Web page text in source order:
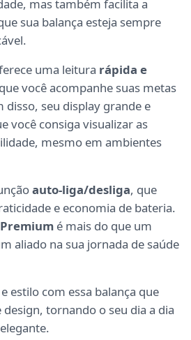
mas também facilita a
sua balança esteja sempre
uma leitura rápida e
você acompanhe suas metas
disso, seu display grande e
você consiga visualizar as
mesmo em ambientes
auto-liga/desliga, que
e economia de bateria.
é mais do que um
aliado na sua jornada de saúde
estilo com essa balança que
tornando o seu dia a dia